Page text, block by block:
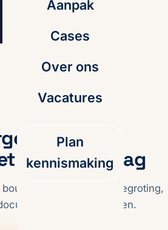
Aanpak
Cases
Over ons
Vacatures
Plan
kennismaking
in
in een middag
offertes naast je begroting,
teruggevonden.